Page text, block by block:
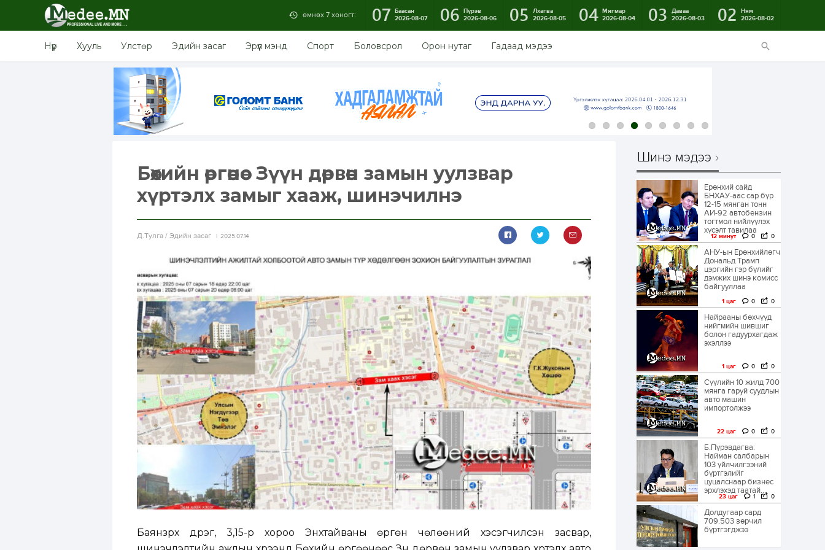
өмнөх 7 хоногт: 07 Баасан
2026-08-07
06 Пүрэв
2026-08-06
05
Лхагва
2026-08-05
04 Мягмар
2026-08-04
03
Даваа
2026-08-03
02
Ням
2026-08-02
Нүүр Хууль Улстөр Эдийн засаг Эрүүл мэнд Спорт Боловсрол Орон нутаг Гадаад мэдээ
Бөхийн өргөөнөөс Зүүн дөрвөн замын уулзвар
хүртэлх замыг хааж, шинэчилнэ
Д.Тулга / Эдийн засаг 2025.07.14
Баянзүрх дүүрэг, 3,15-р хороо Энхтайваны өргөн чөлөөний хэсэгчилсэн засвар,
Шинэ мэдээ
Ерөнхий сайд
БНХАУ-аас сар бүр
12-15 мянган тонн
АИ-92 автобензин
тогтмол нийлүүлэх
хүсэлт тавилаа
12 минут 0 0
АНУ-ын Ерөнхийлөгч
Дональд Трамп
цэргийн гэр бүлийг
дэмжих шинэ комисс
байгууллаа
1 цаг 0 0
Найрааны бөхчүүд
нийгмийн шившиг
болон гадуурхагдаж
эхэллээ
1 цаг 0 0
Сүүлийн 10 жилд 700
мянга гаруй суудлын
авто машин
импортолжээ
22 цаг 0 0
Б.Пүрэвдагва:
Найман салбарын
103 үйлчилгээний
бүртгэлийг
цуцалснаар бизнес
эрхлэхэд таатай...
23 цаг 1 0
Долдугаар сард
709.503 зөрчил
бүртгэгджээ